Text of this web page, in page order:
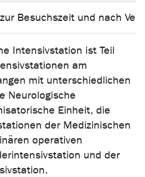
zur Besuchszeit und nach
Intensivstation ist Teil
am
mit unterschiedlichen
Neurologische
Einheit, die
der Medizinischen
operativen
und der